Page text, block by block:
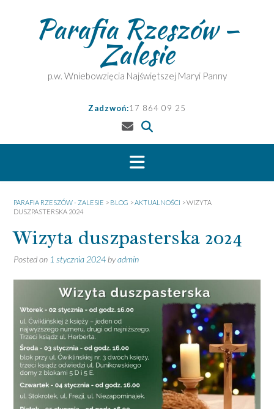
Parafia Rzeszów –
Zalesie
p.w. Wniebowzięcia Najświętszej Maryi Panny
Zadzwoń:17 864 09 25
PARAFIA RZESZÓW - ZALESIE > BLOG >AKTUALNOŚCI >WIZYTA
DUSZPASTERSKA 2024
Wizyta duszpasterska 2024
Posted on 1 stycznia 2024 byadmin